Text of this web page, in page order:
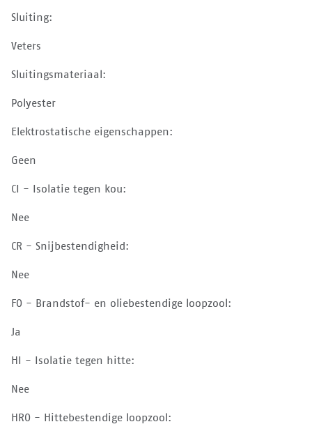
Sluiting:
Veters
Sluitingsmateriaal:
Polyester
Elektrostatische eigenschappen:
Geen
CI - Isolatie tegen kou:
Nee
CR - Snijbestendigheid:
Nee
FO - Brandstof- en oliebestendige loopzool:
Ja
HI - Isolatie tegen hitte:
Nee
HRO - Hittebestendige loopzool: